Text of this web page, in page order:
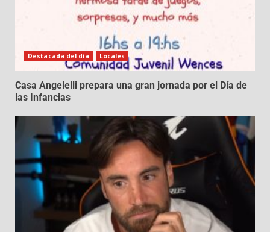
Destacada del día Locales
Casa Angelelli prepara una gran jornada por el Día de
las Infancias